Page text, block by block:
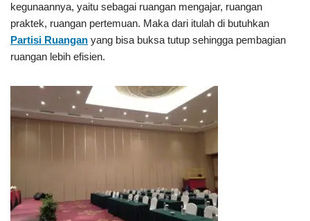
kegunaannya, yaitu sebagai ruangan mengajar, ruangan
praktek, ruangan pertemuan. Maka dari itulah di butuhkan
Partisi Ruangan yang bisa buksa tutup sehingga pembagian
ruangan lebih efisien.